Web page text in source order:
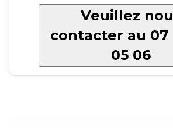
Veuillez
contacter au 07
05 06